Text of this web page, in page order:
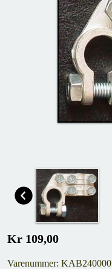
Kr 109,00
Varenummer: KAB240000